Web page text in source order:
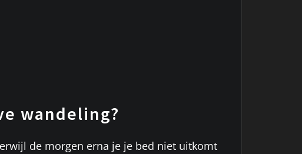
wandeling?
de morgen erna je je bed niet uitkomt